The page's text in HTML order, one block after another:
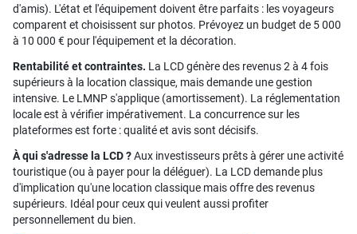
d'amis). L'état et l'équipement doivent être parfaits : les voyageurs
comparent et choisissent sur photos. Prévoyez un budget de 5 000
à 10 000 € pour l'équipement et la décoration.
Rentabilité et contraintes. La LCD génère des revenus 2 à 4 fois
supérieurs à la location classique, mais demande une gestion
intensive. Le LMNP s'applique (amortissement). La réglementation
locale est à vérifier impérativement. La concurrence sur les
plateformes est forte : qualité et avis sont décisifs.
À qui s'adresse la LCD ?Aux investisseurs prêts à gérer une activité
touristique (ou à payer pour la déléguer). La LCD demande plus
d'implication qu'une location classique mais offre des revenus
supérieurs. Idéal pour ceux qui veulent aussi profiter
personnellement du bien.